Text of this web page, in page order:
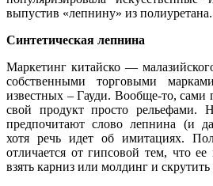
выпустив «лепнину» из полиуретана.
Синтетическая лепнина
Маркетинг китайско —
собственными торговыми
известных – Гауди. Вообще-то, сами
свой продукт просто рельефами.
предпочитают слово лепнина (и
хотя речь идет об имитациях.
отличается от гипсовой тем, что
взять карниз или молдинг и скрутить